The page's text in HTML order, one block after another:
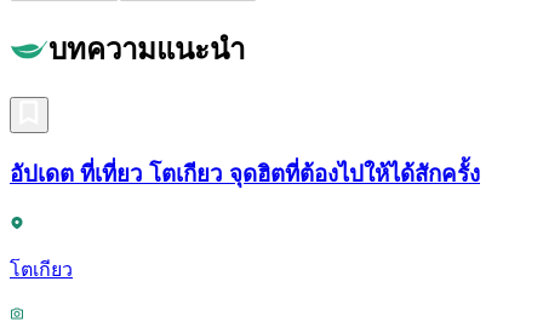
บทความแนะนำ
อัปเดต ที่เที่ยว โตเกียว จุดฮิตที่ต้องไปให้ได้สักครั้ง
โตเกียว